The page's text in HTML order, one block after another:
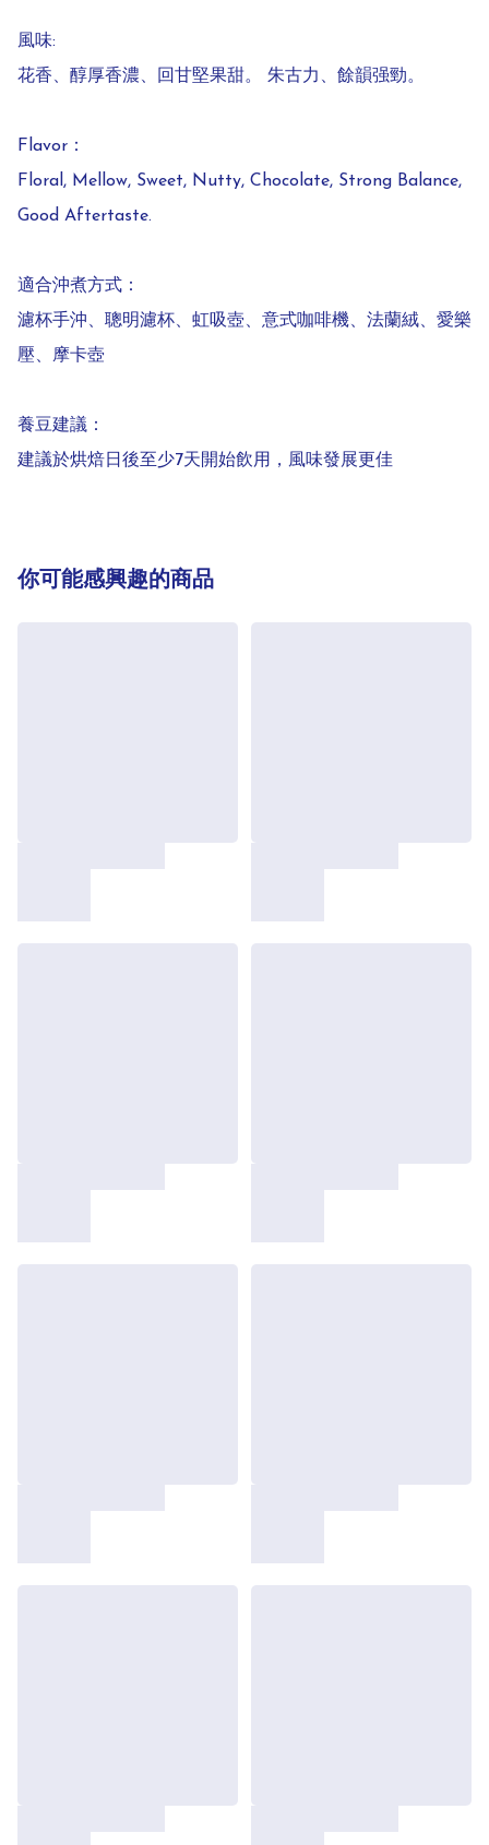
風味:
花香、醇厚香濃、回甘堅果甜。 朱古力、餘韻强勁。
Flavor：
Floral, Mellow, Sweet, Nutty, Chocolate, Strong Balance,
Good Aftertaste.
適合沖煮方式：
濾杯手沖、聰明濾杯、虹吸壺、意式咖啡機、法蘭絨、愛樂
壓、摩卡壺
養豆建議：
建議於烘焙日後至少7天開始飲用，風味發展更佳
你可能感興趣的商品